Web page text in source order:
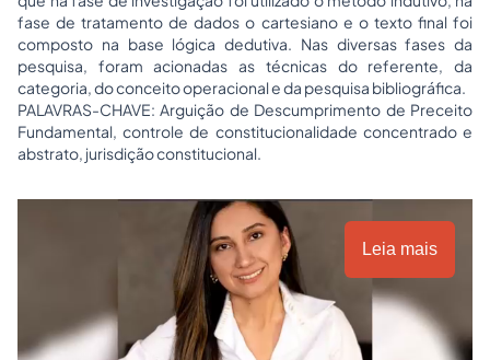
fase de tratamento de dados o cartesiano e o texto final foi
composto na base lógica dedutiva. Nas diversas fases da
pesquisa, foram acionadas as técnicas do referente, da
categoria, do conceito operacional e da pesquisa bibliográfica.
PALAVRAS-CHAVE: Arguição de Descumprimento de Preceito
Fundamental, controle de constitucionalidade concentrado e
abstrato, jurisdição constitucional.
Leia mais